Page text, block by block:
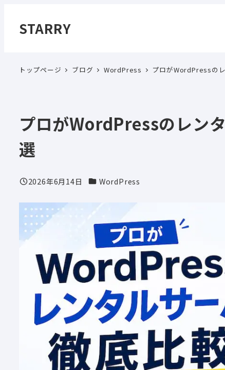
STARRY
トップページ ブログ WordPress プロがWordPressの
プロがWordPressのレン
選
投稿日
2026年6月14日 カテゴリー
WordPress